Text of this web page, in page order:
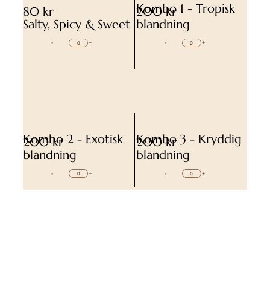
80 kr
Salty, Spicy & Sweet
- +
200 kr
Kombo 1 - Tropisk
blandning
- +
200 kr
Kombo 2 - Exotisk
blandning
- +
200 kr
Kombo 3 - Kryddig
blandning
- +